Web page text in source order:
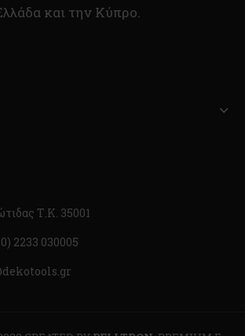
και την Κύπρο.
Τ.Κ. 35001
2233 030005